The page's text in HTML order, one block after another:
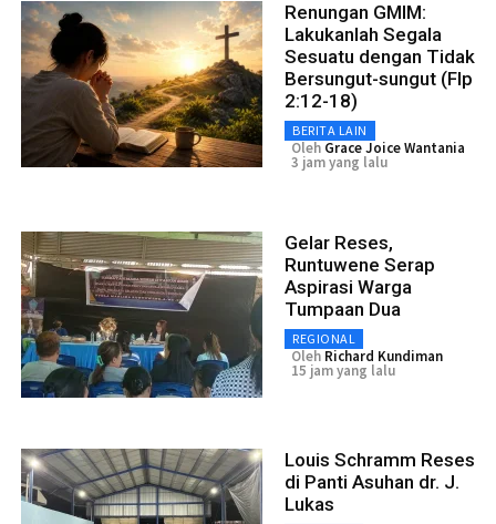
Renungan GMIM:
Lakukanlah Segala
Sesuatu dengan Tidak
Bersungut-sungut (Flp
2:12-18)
BERITA LAIN
Oleh Grace Joice Wantania
3 jam yang lalu
Gelar Reses,
Runtuwene Serap
Aspirasi Warga
Tumpaan Dua
REGIONAL
Oleh Richard Kundiman
15 jam yang lalu
Louis Schramm Reses
di Panti Asuhan dr. J.
Lukas